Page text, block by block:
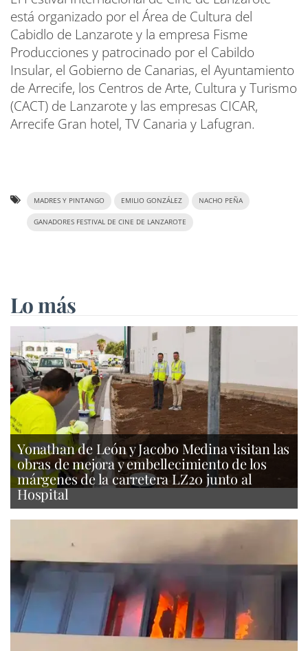
está organizado por el Área de Cultura del
Cabidlo de Lanzarote y la empresa Fisme
Producciones y patrocinado por el Cabildo
Insular, el Gobierno de Canarias, el Ayuntamiento
de Arrecife, los Centros de Arte, Cultura y Turismo
(CACT) de Lanzarote y las empresas CICAR,
Arrecife Gran hotel, TV Canaria y Lafugran.
MADRES Y PINTANGO EMILIO GONZÁLEZ NACHO PEÑA
GANADORES FESTIVAL DE CINE DE LANZAROTE
Lo más
Yonathan de León y Jacobo Medina visitan las
obras de mejora y embellecimiento de los
márgenes de la carretera LZ20 junto al
Hospital